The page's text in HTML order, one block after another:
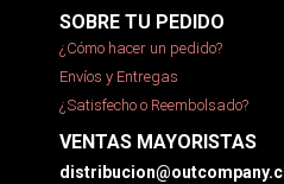
SOBRE TU PEDIDO
¿Cómo hacer un pedido?
Envíos y Entregas
¿Satisfecho o Reembolsado?
VENTAS MAYORISTAS
distribucion@outcompany.cl